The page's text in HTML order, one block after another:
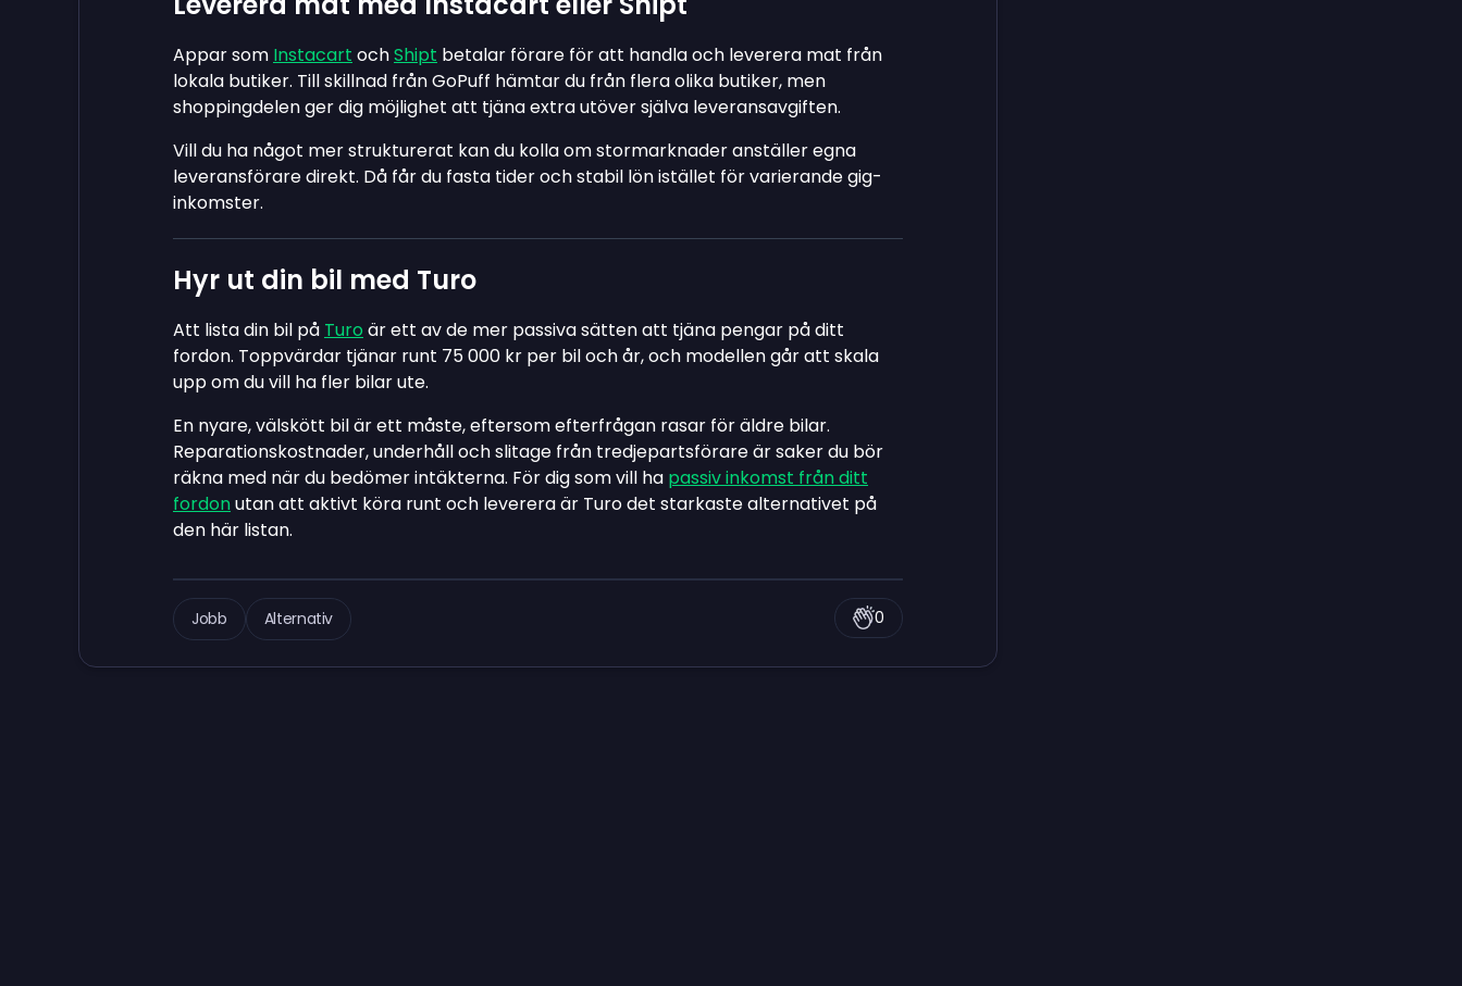
Appar som Instacart ochShipt betalar förare för att handla och leverera mat från
lokala butiker. Till skillnad från GoPuff hämtar du från flera olika butiker, men
shoppingdelen ger dig möjlighet att tjäna extra utöver själva leveransavgiften.
Vill du ha något mer strukturerat kan du kolla om stormarknader anställer egna
leveransförare direkt. Då får du fasta tider och stabil lön istället för varierande gig-
inkomster.
Hyr ut din bil med Turo
Att lista din bil på Turo är ett av de mer passiva sätten att tjäna pengar på ditt
fordon. Toppvärdar tjänar runt 75 000 kr per bil och år, och modellen går att skala
upp om du vill ha fler bilar ute.
En nyare, välskött bil är ett måste, eftersom efterfrågan rasar för äldre bilar.
Reparationskostnader, underhåll och slitage från tredjepartsförare är saker du bör
räkna med när du bedömer intäkterna. För dig som vill ha passiv inkomst från ditt
fordonutan att aktivt köra runt och leverera är Turo det starkaste alternativet på
den här listan.
Jobb Alternativ 0